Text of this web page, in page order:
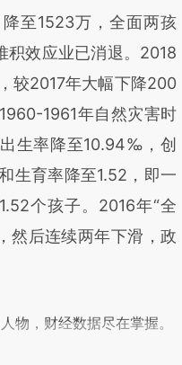
至1523万，全面两孩
积效应业已消退。2018
较2017年大幅下降200
1961年自然灾害时
生率降至10.94‰，创
生育率降至1.52，即一
个孩子。2016年“全
然后连续两年下滑，政
物，财经数据尽在掌握。